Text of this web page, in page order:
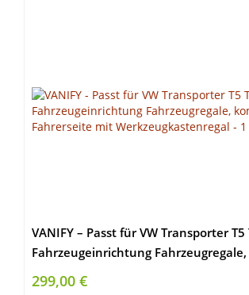
VANIFY – Passt für VW Transporter T5
Fahrzeugeinrichtung
Fahrerseite mit Werkzeugkastenregal
299,00 €